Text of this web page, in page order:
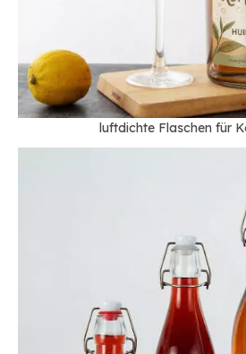
luftdichte Flaschen für